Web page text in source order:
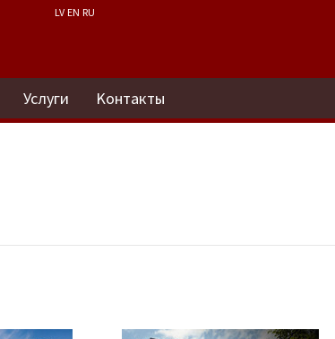
LV EN RU
Услуги Kонтакты